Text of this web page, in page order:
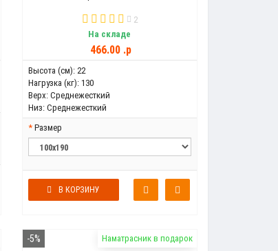
2
На складе
466.00 .p
Высота (см): 22
Нагрузка (кг): 130
Верх: Среднежесткий
Низ: Среднежесткий
Размер
В КОРЗИНУ
Наматрасник в подарок
-5%